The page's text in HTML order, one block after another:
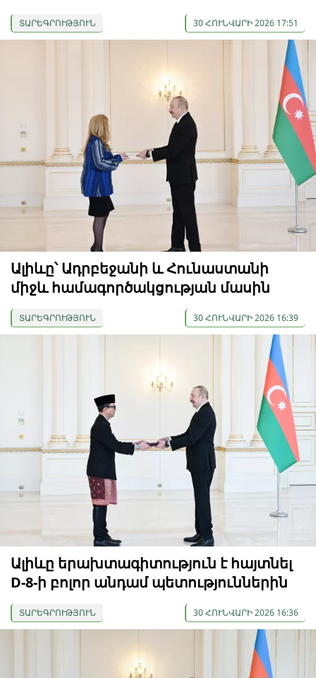
ՏԱՐԵԳՐՈՒԹՅՈՒՆ 30 ՀՈՒՆՎԱՐԻ 2026 17:51
Ալիևը՝ Ադրբեջանի և Հունաստանի
միջև համագործակցության մասին
ՏԱՐԵԳՐՈՒԹՅՈՒՆ 30 ՀՈՒՆՎԱՐԻ 2026 16:39
Ալիևը երախտագիտություն է հայտնել
D-8-ի բոլոր անդամ պետություններին
ՏԱՐԵԳՐՈՒԹՅՈՒՆ 30 ՀՈՒՆՎԱՐԻ 2026 16:36